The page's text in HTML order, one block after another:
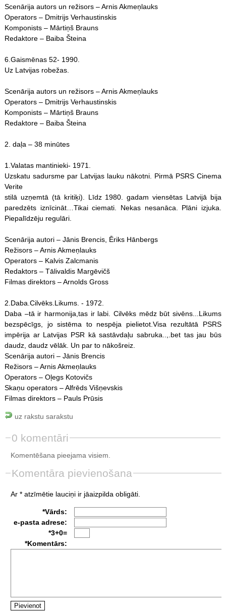
Scenārija autors un režisors – Arnis Akmeņlauks
Operators – Dmitrijs Verhaustinskis
Komponists – Mārtiņš Brauns
Redaktore – Baiba Šteina
6.Gaismēnas 52- 1990.
Uz Latvijas robežas.
Scenārija autors un režisors – Arnis Akmeņlauks
Operators – Dmitrijs Verhaustinskis
Komponists – Mārtiņš Brauns
Redaktore – Baiba Šteina
2. daļa – 38 minūtes
1.Valatas mantinieki- 1971.
Uzskatu sadursme par Latvijas lauku nākotni. Pirmā PSRS Cinema
Verite
stilā uzņemtā (tā kritiķi). Līdz 1980. gadam viensētas Latvijā bija
paredzēts iznīcināt…Tikai ciemati. Nekas nesanāca. Plāni izjuka.
Piepalīdzēju regulāri.
Scenārija autori – Jānis Brencis, Ēriks Hānbergs
Režisors – Arnis Akmeņlauks
Operators – Kalvis Zalcmanis
Redaktors – Tālivaldis Margēvičš
Filmas direktors – Arnolds Gross
2.Daba.Cilvēks.Likums. - 1972.
Daba –tā ir harmonija,tas ir labi. Cilvēks mēdz būt sivēns...Likums
bezspēcīgs, jo sistēma to nespēja pielietot.Visa rezultātā PSRS
impērija ar Latvijas PSR kā sastāvdaļu sabruka..,.bet tas jau būs
daudz, daudz vēlāk. Un par to nākošreiz.
Scenārija autori – Jānis Brencis
Režisors – Arnis Akmeņlauks
Operators – Oļegs Kotovičs
Skaņu operators – Alfrēds Višņevskis
Filmas direktors – Pauls Prūsis
uz rakstu sarakstu
0 komentāri
Komentēšana pieejama visiem.
Komentāra pievienošana
Ar * atzīmētie lauciņi ir jāaizpilda obligāti.
*Vārds:
e-pasta adrese:
*3+0=
*Komentārs: